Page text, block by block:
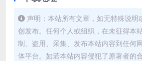
声明：本站所有文章，如无特殊说明
创发布。任何个人或组织，在未征得本
制、盗用、采集、发布本站内容到任何
体平台。如若本站内容侵犯了原著者的